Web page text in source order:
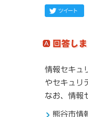
情報セキュ
やセキュリ
なお、情報
熊谷市情